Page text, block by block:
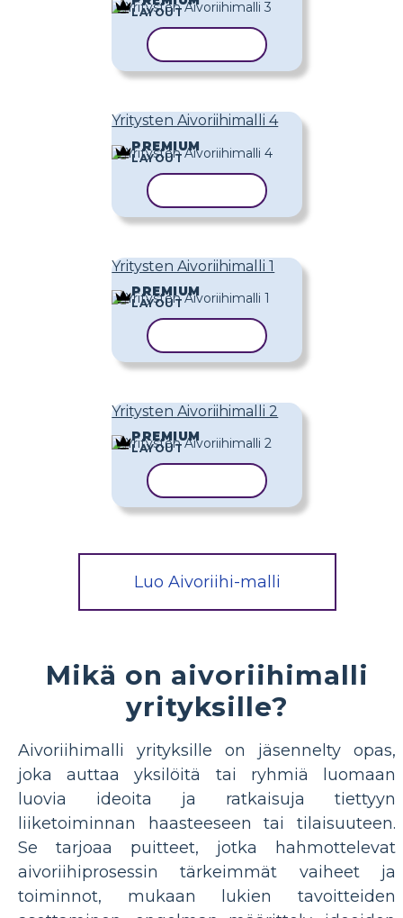
LAYOUT
Yritysten Aivoriihimalli 4
PREMIUM
LAYOUT
Yritysten Aivoriihimalli 1
PREMIUM
LAYOUT
Yritysten Aivoriihimalli 2
PREMIUM
LAYOUT
Luo Aivoriihi-malli
Mikä on aivoriihimalli
yrityksille?
Aivoriihimalli yrityksille on jäsennelty opas,
joka auttaa yksilöitä tai ryhmiä luomaan
luovia ideoita ja ratkaisuja tiettyyn
liiketoiminnan haasteeseen tai tilaisuuteen.
Se tarjoaa puitteet, jotka hahmottelevat
aivoriihiprosessin tärkeimmät vaiheet ja
toiminnot, mukaan lukien tavoitteiden